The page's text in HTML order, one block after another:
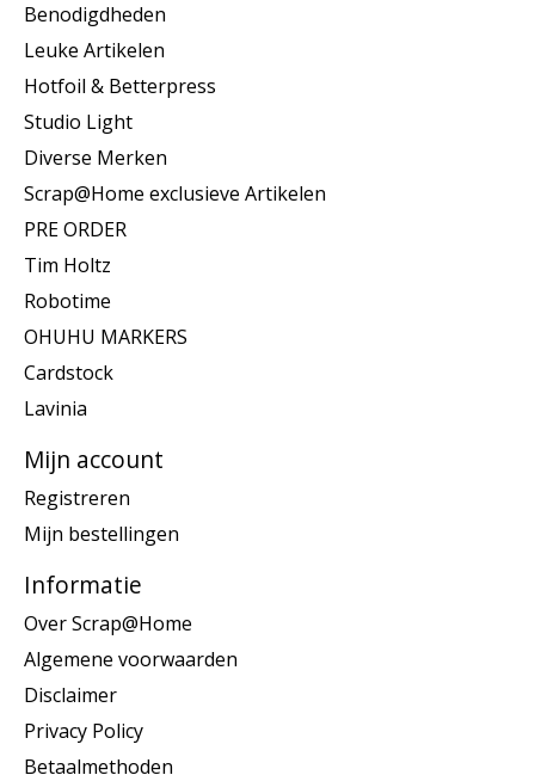
Benodigdheden
Leuke Artikelen
Hotfoil & Betterpress
Studio Light
Diverse Merken
Scrap@Home exclusieve Artikelen
PRE ORDER
Tim Holtz
Robotime
OHUHU MARKERS
Cardstock
Lavinia
Mijn account
Registreren
Mijn bestellingen
Informatie
Over Scrap@Home
Algemene voorwaarden
Disclaimer
Privacy Policy
Betaalmethoden